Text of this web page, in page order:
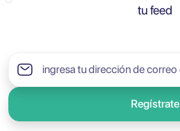
tu feed
Regístrate